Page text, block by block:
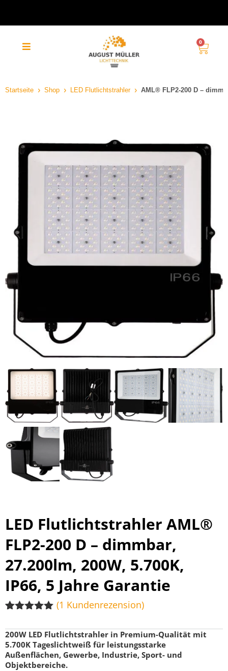
klimaneutraler und kostenloser
0
Startseite Shop LED Flutlichtstrahler AML® FLP2-200 D –
LED Flutlichtstrahler AML®
FLP2-200 D – dimmbar,
27.200lm, 200W, 5.700K,
IP66, 5 Jahre Garantie
mit5.00
von 5,
basierend
auf
Kundenbewertung
(1 Kundenrezension)
200W LED Flutlichtstrahler in Premium-Qualität mit
5.700K Tageslichtweiß für leistungsstarke
Außenflächen, Gewerbe, Industrie, Sport- und
Objektbereiche.